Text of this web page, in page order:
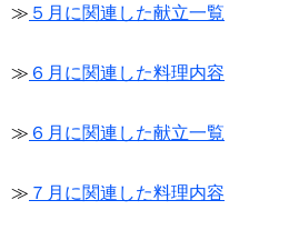
≫ ５月に関連した献立一覧
≫ ６月に関連した料理内容
≫ ６月に関連した献立一覧
≫ ７月に関連した料理内容